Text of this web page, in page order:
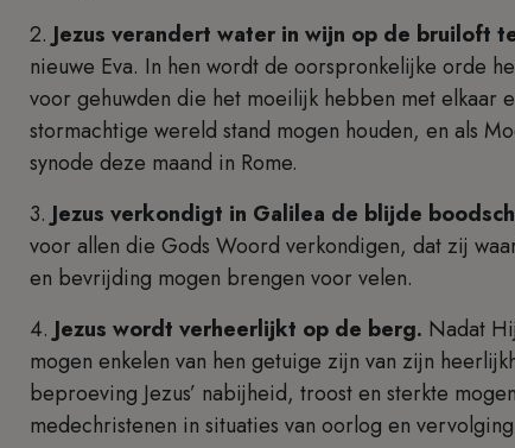
2. Jezus verandert water in wijn op de bruiloft
nieuwe Eva. In hen wordt de oorspronkelijke orde
voor gehuwden die het moeilijk hebben met elkaar
stormachtige wereld stand mogen houden, en als
synode deze maand in Rome.
3. Jezus verkondigt in Galilea de blijde
voor allen die Gods Woord verkondigen, dat zij
en bevrijding mogen brengen voor velen.
4. Jezus wordt verheerlijkt op de berg. Nadat
mogen enkelen van hen getuige zijn van zijn
beproeving Jezus’ nabijheid, troost en sterkte
medechristenen in situaties van oorlog en